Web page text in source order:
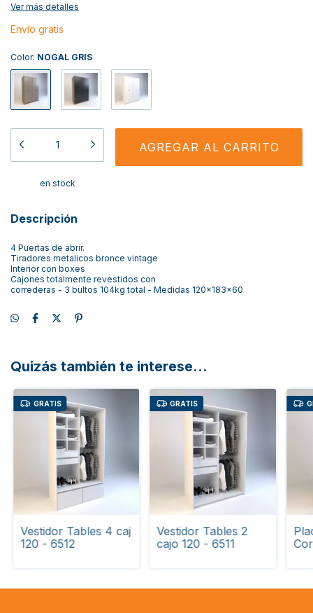
Ver más detalles
Envío gratis
Color: NOGAL GRIS
en stock
Descripción
4 Puertas de abrir.
Tiradores metalicos bronce vintage
Interior con boxes
Cajones totalmente revestidos con
correderas - 3 bultos 104kg total - Medidas 120x183x60
Quizás también te interese...
GRATIS
Vestidor Tables 4 caj
120 - 6512
GRATIS
Vestidor Tables 2
cajo 120 - 6511